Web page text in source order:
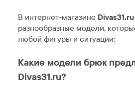
В интернет-магазине Divas31.ru
разнообразные модели,
любой фигуры и ситуации:
Какие модели брюк
Divas31.ru?